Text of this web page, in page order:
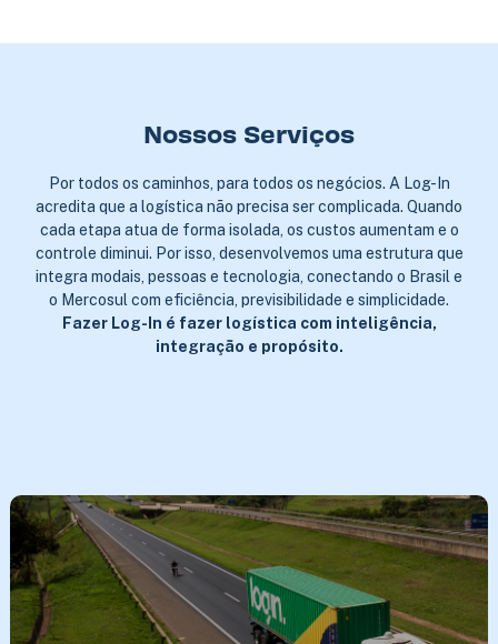
Nossos Serviços
Por todos os caminhos, para todos os negócios. A Log-In
acredita que a logística não precisa ser complicada. Quando
cada etapa atua de forma isolada, os custos aumentam e o
controle diminui. Por isso, desenvolvemos uma estrutura que
integra modais, pessoas e tecnologia, conectando o Brasil e
o Mercosul com eficiência, previsibilidade e simplicidade.
Fazer Log-In é fazer logística com inteligência,
integração e propósito.